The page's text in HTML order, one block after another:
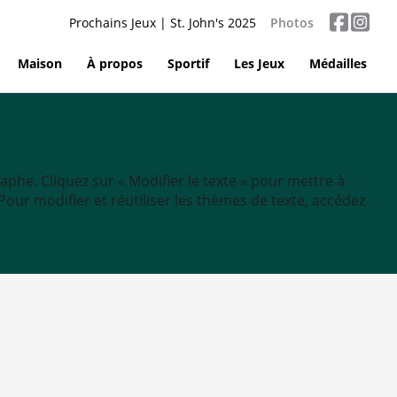
Prochains Jeux | St. John's 2025 Photos
Maison À propos Sportif Les Jeux Médailles
Cliquez sur « Modifier le texte » pour mettre à
modifier et réutiliser les thèmes de texte, accédez